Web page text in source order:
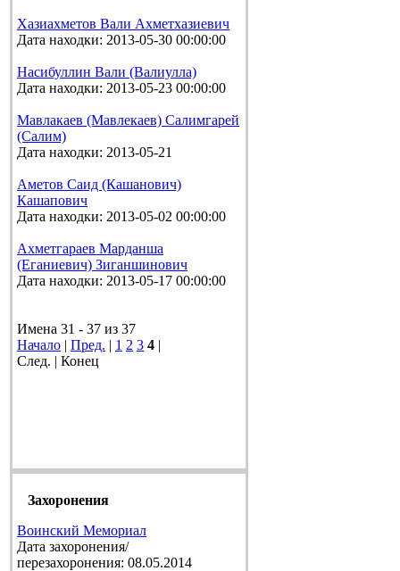
Хазиахметов Вали Ахметхазиевич
Дата находки: 2013-05-30 00:00:00
Насибуллин Вали (Валиулла)
Дата находки: 2013-05-23 00:00:00
Мавлакаев (Мавлекаев) Салимгарей
(Салим)
Дата находки: 2013-05-21
Аметов Саид (Кашанович)
Кашапович
Дата находки: 2013-05-02 00:00:00
Ахметгараев Марданша
(Еганиевич) Зиганшинович
Дата находки: 2013-05-17 00:00:00
Имена 31 - 37 из 37
Начало | Пред. | 1 2 3 4 |
След. | Конец
Захоронения
Воинский Мемориал
Дата захоронения/
перезахоронения: 08.05.2014